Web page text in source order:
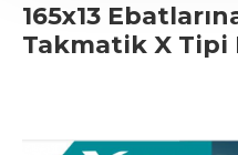
165x13
Takmatik X Tipi